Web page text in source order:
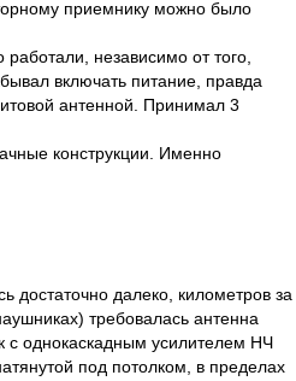
приемнику можно было
независимо от того,
включать питание, правда
антенной. Принимал 3
конструкции. Именно
далеко, километров за
требовалась антенна
однокаскадным усилителем НЧ
под потолком, в пределах